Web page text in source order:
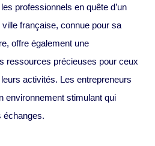
professionnels en quête d’un
ville française, connue pour sa
offre également une
ressources précieuses pour ceux
activités. Les entrepreneurs
environnement stimulant qui
échanges.